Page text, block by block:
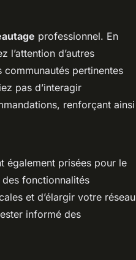
professionnel. En
d’autres
pertinentes
pas d’interagir
renforçant ainsi
également prisées pour le
fonctionnalités
et d’élargir votre réseau
informé des